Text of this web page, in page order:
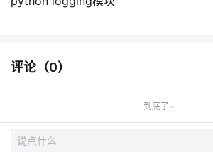
评论（0）
到底了~